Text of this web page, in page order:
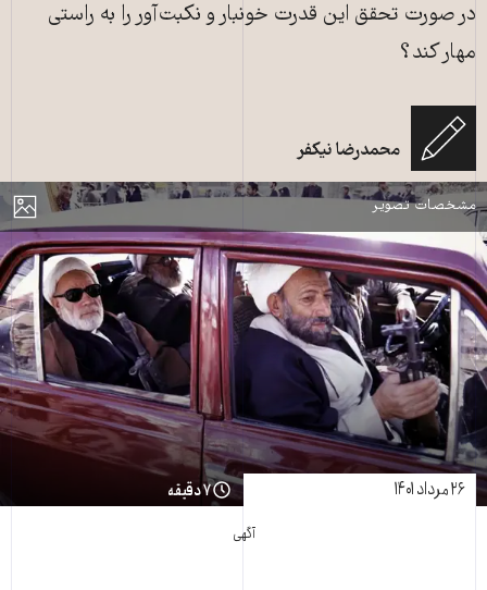
در صورت تحقق این قدرت خونبار و نکبت‌آور را به راستی
مهار ‌کند؟
محمدرضا نیکفر
نمایش
مشخصات تصویر
۲۶ مرداد ۱۴۰۱ ۷ دقیقه
آگهی